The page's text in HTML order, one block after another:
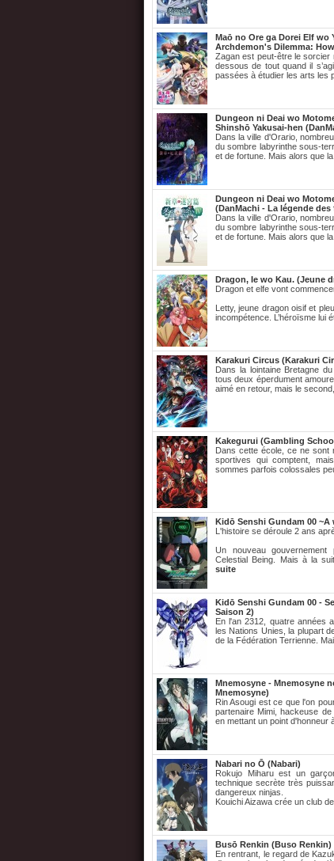
Maō no Ore ga Dorei Elf wo
Archdemon's Dilemma:
Zagan est peut-être le sorcier
dessous de tout quand il
passées à étudier les arts les
Dungeon ni Deai wo
Shinshō Yakusai-hen
Dans la ville d'Orario,
du sombre labyrinthe sous-
et de fortune. Mais alors que
Dungeon ni Deai wo
(DanMachi - La légende des
Dans la ville d'Orario,
du sombre labyrinthe sous-
et de fortune. Mais alors que
Dragon, Ie wo Kau. (Jeune
Dragon et elfe vont
Letty, jeune dragon oisif et
incompétence. L’héroïsme lui
Karakuri Circus (Karakuri
Dans la lointaine Bretagne
tous deux éperdument
aimé en retour, mais le
Kakegurui (Gambling
Dans cette école, ce ne sont
sportives qui comptent,
sommes parfois colossales
Kidō Senshi Gundam 00
L'histoire se déroule 2 ans
Un nouveau
Celestial Being. Mais à la
suite
Kidō Senshi Gundam 00 -
Saison 2)
En l'an 2312, quatre années
les Nations Unies, la plupart
de la Fédération Terrienne.
Mnemosyne - Mnemosyne
Mnemosyne)
Rin Asougi est ce que l'on
partenaire Mimi, hackeuse
en mettant un point d'honneur
Nabari no Ō (Nabari)
Rokujo Miharu est un
technique secrète très
dangereux ninjas.
Kouichi Aizawa crée un club de
Busō Renkin (Buso Renkin)
En rentrant, le regard de